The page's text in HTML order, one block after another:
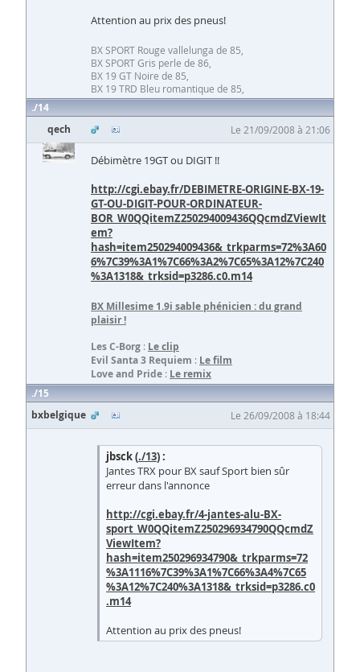
Attention au prix des pneus!
BX SPORT Rouge vallelunga de 85,
BX SPORT Gris perle de 86,
BX 19 GT Noire de 85,
BX 19 TRD Bleu romantique de 85,
14
qech
Le 21/09/2008 à 21:06
Débimètre 19GT ou DIGIT !!
http://cgi.ebay.fr/DEBIMETRE-ORIGINE-BX-19-
GT-OU-DIGIT-POUR-ORDINATEUR-
BOR_W0QQitemZ250294009436QQcmdZViewIt
em?
hash=item250294009436&_trkparms=72%3A60
6%7C39%3A1%7C66%3A2%7C65%3A12%7C240
%3A1318&_trksid=p3286.c0.m14
BX Millesime 1.9i sable phénicien : du grand
plaisir !
Les C-Borg : Le clip
Evil Santa 3 Requiem : Le film
Love and Pride : Le remix
15
bxbelgique
Le 26/09/2008 à 18:44
jbsck (./13) :
Jantes TRX pour BX sauf Sport bien sûr
erreur dans l'annonce
http://cgi.ebay.fr/4-jantes-alu-BX-
sport_W0QQitemZ250296934790QQcmdZ
ViewItem?
hash=item250296934790&_trkparms=72
%3A1116%7C39%3A1%7C66%3A4%7C65
%3A12%7C240%3A1318&_trksid=p3286.c0
.m14
Attention au prix des pneus!